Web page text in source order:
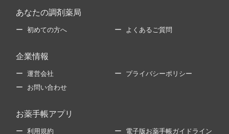
あなたの調剤薬局
初めての方へ よくあるご質問
企業情報
運営会社 プライバシーポリシー
お問い合わせ
お薬手帳アプリ
利用規約 電子版お薬手帳ガイドライン